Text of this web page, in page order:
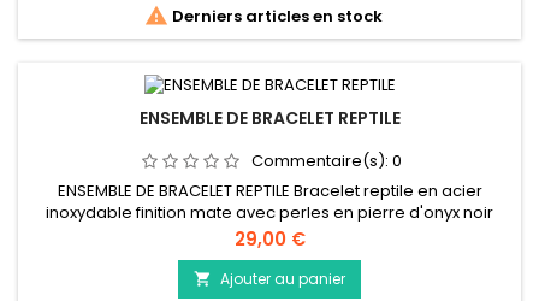
 Derniers articles en stock
ENSEMBLE DE BRACELET REPTILE
Commentaire(s): 0
ENSEMBLE DE BRACELET REPTILE Bracelet reptile en acier
inoxydable finition mate avec perles en pierre d'onyx noir
Prix
29,00 €
 Ajouter au panier